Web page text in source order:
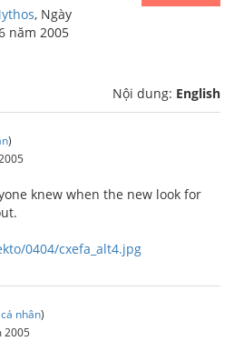
, Ngày
năm 2005
Nội dung: English
)
knew when the new look for
0404/cxefa_alt4.jpg
nhân)
2005